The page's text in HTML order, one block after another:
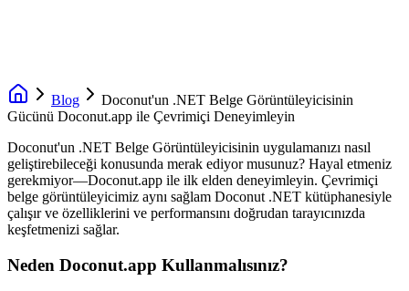
Blog
Doconut'un .NET Belge Görüntüleyicisinin
Gücünü Doconut.app ile Çevrimiçi Deneyimleyin
Doconut'un .NET Belge Görüntüleyicisinin uygulamanızı nasıl
geliştirebileceği konusunda merak ediyor musunuz? Hayal etmeniz
gerekmiyor—Doconut.app ile ilk elden deneyimleyin. Çevrimiçi
belge görüntüleyicimiz aynı sağlam Doconut .NET kütüphanesiyle
çalışır ve özelliklerini ve performansını doğrudan tarayıcınızda
keşfetmenizi sağlar.
Neden Doconut.app Kullanmalısınız?